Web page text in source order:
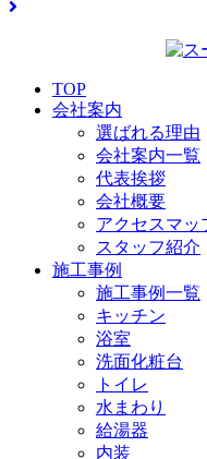
TOP
会社案内
選ばれる理由
会社案内一覧
代表挨拶
会社概要
アクセスマッ
スタッフ紹介
施工事例
施工事例一覧
キッチン
浴室
洗面化粧台
トイレ
水まわり
給湯器
内装